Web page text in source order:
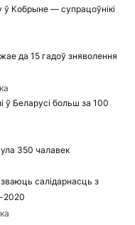
ў Кобрыне — супрацоўнікі
да 15 гадоў зняволення
ў Беларусі больш за 100
350 чалавек
салідарнасць з
2020